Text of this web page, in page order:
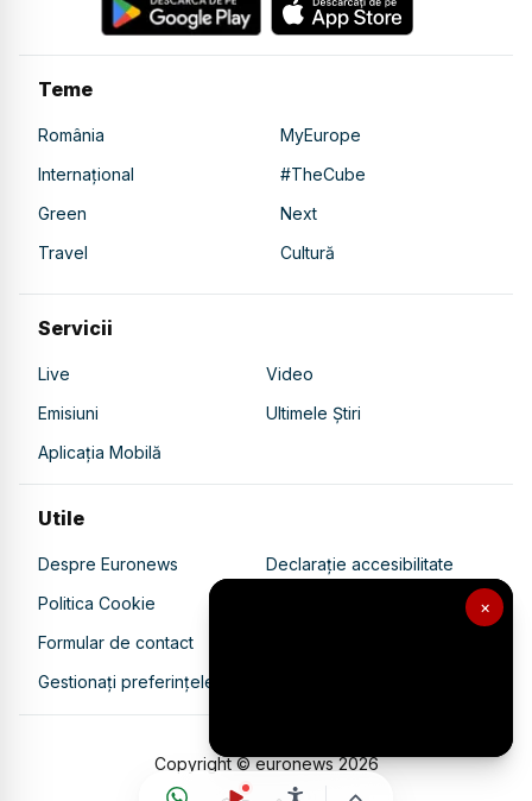
×
Teme
România
MyEurope
Internațional
#TheCube
Green
Next
Travel
Cultură
Servicii
Live
Video
Emisiuni
Ultimele Știri
Aplicația Mobilă
Utile
Despre Euronews
Declarație accesibilitate
Politica Cookie
Politica de confidențialitate
Formular de contact
Gestionați preferințele
Copyright © euronews2026